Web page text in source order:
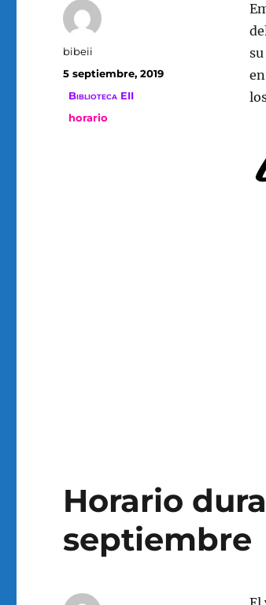
Autor
bibeii
Publicado
el
5 septiembre, 2019
Categorías
Biblioteca EII
Etiquetas
horario
Horario
septiembre